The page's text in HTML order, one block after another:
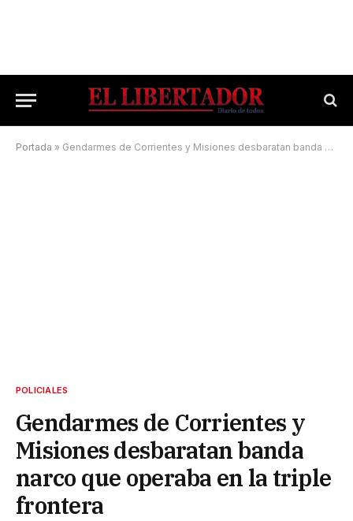
Portada » Gendarmes de Corrientes y Misiones desbaratan banda narco que operaba en la triple frontera
POLICIALES
Gendarmes de Corrientes y
Misiones desbaratan banda
narco que operaba en la triple
frontera